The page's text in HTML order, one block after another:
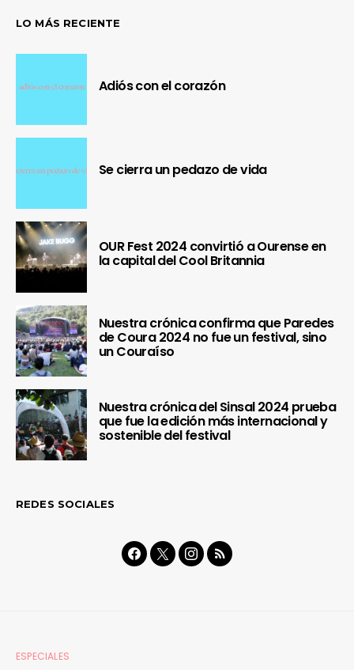
LO MÁS RECIENTE
Adiós con el corazón
Se cierra un pedazo de vida
OUR Fest 2024 convirtió a Ourense en
la capital del Cool Britannia
Nuestra crónica confirma que Paredes
de Coura 2024 no fue un festival, sino
un Couraíso
Nuestra crónica del Sinsal 2024 prueba
que fue la edición más internacional y
sostenible del festival
REDES SOCIALES
ESPECIALES